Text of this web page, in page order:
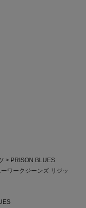
PRISON BLUES
ワークジーンズ リジッ